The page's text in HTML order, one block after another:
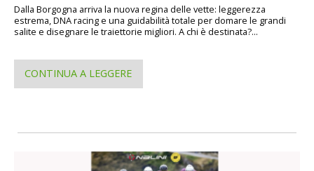
Dalla Borgogna arriva la nuova regina delle vette: leggerezza
estrema, DNA racing e una guidabilità totale per domare le grandi
salite e disegnare le traiettorie migliori. A chi è destinata?...
CONTINUA A LEGGERE